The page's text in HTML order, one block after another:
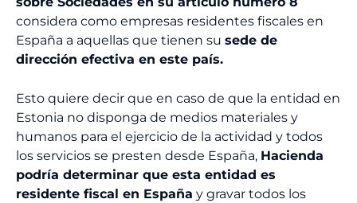
considera como empresas residentes fiscales en
España a aquellas que tienen su sede de
dirección efectiva en este país.
Esto quiere decir que en caso de que la entidad en
Estonia no disponga de medios materiales y
humanos para el ejercicio de la actividad y todos
los servicios se presten desde España, Hacienda
podría determinar que esta entidad es
residente fiscal en España y gravar todos los